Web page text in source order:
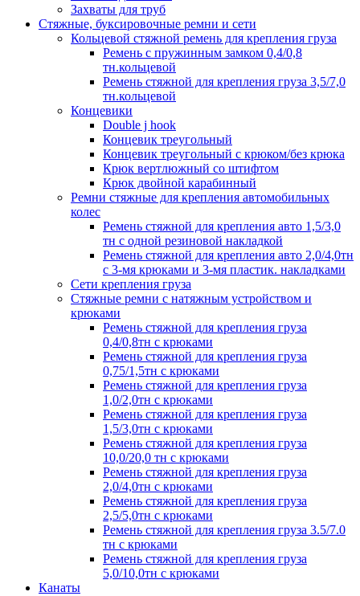
Захваты для труб
Стяжные, буксировочные ремни и сети
Кольцевой стяжной ремень для крепления груза
Ремень с пружинным замком 0,4/0,8
тн.кольцевой
Ремень стяжной для крепления груза 3,5/7,0
тн.кольцевой
Концевики
Double j hook
Концевик треугольный
Концевик треугольный с крюком/без крюка
Крюк вертлюжный со штифтом
Крюк двойной карабинный
Ремни стяжные для крепления автомобильных
колес
Ремень стяжной для крепления авто 1,5/3,0
тн с одной резиновой накладкой
Ремень стяжной для крепления авто 2,0/4,0тн
с 3-мя крюками и 3-мя пластик. накладками
Сети крепления груза
Стяжные ремни с натяжным устройством и
крюками
Ремень стяжной для крепления груза
0,4/0,8тн с крюками
Ремень стяжной для крепления груза
0,75/1,5тн с крюками
Ремень стяжной для крепления груза
1,0/2,0тн с крюками
Ремень стяжной для крепления груза
1,5/3,0тн с крюками
Ремень стяжной для крепления груза
10,0/20,0 тн с крюками
Ремень стяжной для крепления груза
2,0/4,0тн с крюками
Ремень стяжной для крепления груза
2,5/5,0тн с крюками
Ремень стяжной для крепления груза 3.5/7.0
тн с крюками
Ремень стяжной для крепления груза
5,0/10,0тн с крюками
Канаты